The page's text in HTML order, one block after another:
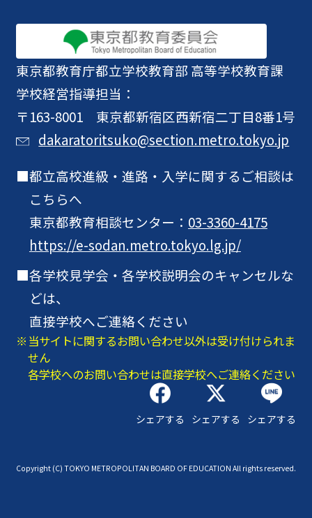
東京都教育庁都立学校教育部 高等学校教育課
学校経営指導担当：
〒163-8001 東京都新宿区西新宿二丁目8番1号
dakaratoritsuko@section.metro.tokyo.jp
都立高校進級・進路・入学に関するご相談は
こちらへ
東京都教育相談センター： 03-3360-4175
https://e-sodan.metro.tokyo.lg.jp/
各学校見学会・各学校説明会のキャンセルな
どは、
直接学校へご連絡ください
当サイトに関するお問い合わせ以外は受け付けられま
せん
各学校へのお問い合わせは直接学校へご連絡ください
シェアする シェアする シェアする
Copyright (C) TOKYO METROPOLITAN BOARD OF EDUCATION All rights reserved.